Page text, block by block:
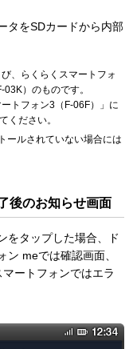
タをSDカードから内部
、らくらくスマートフォ
）のものです。
トフォン3（F-06F）」に
ください。
ールされていない場合には
後のお知らせ画面
をタップした場合、ド
ン meでは確認画面、
ートフォンではエラ